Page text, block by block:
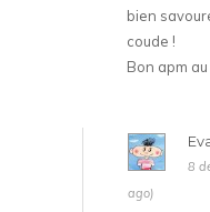
bien
coude !
Bon apm
8
ago)